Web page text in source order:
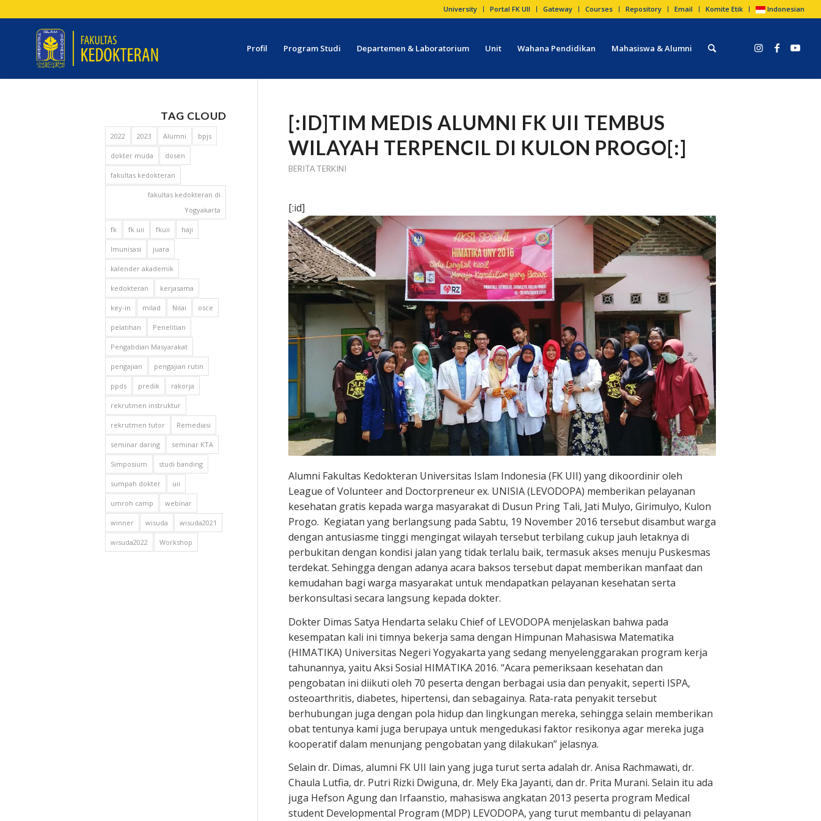
University Portal FK UII Gateway Courses Repository Email Komite Etik Indonesian
Profil Program Studi Departemen & Laboratorium Unit Wahana Pendidikan Mahasiswa & Alumni
[:ID]TIM MEDIS ALUMNI FK UII TEMBUS
WILAYAH TERPENCIL DI KULON PROGO[:]
BERITA TERKINI
[:id]
Alumni Fakultas Kedokteran Universitas Islam Indonesia (FK UII) yang dikoordinir oleh
League of Volunteer and Doctorpreneur ex. UNISIA (LEVODOPA) memberikan pelayanan
kesehatan gratis kepada warga masyarakat di Dusun Pring Tali, Jati Mulyo, Girimulyo, Kulon
Progo. Kegiatan yang berlangsung pada Sabtu, 19 November 2016 tersebut disambut warga
dengan antusiasme tinggi mengingat wilayah tersebut terbilang cukup jauh letaknya di
perbukitan dengan kondisi jalan yang tidak terlalu baik, termasuk akses menuju Puskesmas
terdekat. Sehingga dengan adanya acara baksos tersebut dapat memberikan manfaat dan
kemudahan bagi warga masyarakat untuk mendapatkan pelayanan kesehatan serta
berkonsultasi secara langsung kepada dokter.
Dokter Dimas Satya Hendarta selaku Chief of LEVODOPA menjelaskan bahwa pada
kesempatan kali ini timnya bekerja sama dengan Himpunan Mahasiswa Matematika
(HIMATIKA) Universitas Negeri Yogyakarta yang sedang menyelenggarakan program kerja
tahunannya, yaitu Aksi Sosial HIMATIKA 2016. “Acara pemeriksaan kesehatan dan
pengobatan ini diikuti oleh 70 peserta dengan berbagai usia dan penyakit, seperti ISPA,
osteoarthritis, diabetes, hipertensi, dan sebagainya. Rata-rata penyakit tersebut
berhubungan juga dengan pola hidup dan lingkungan mereka, sehingga selain memberikan
obat tentunya kami juga berupaya untuk mengedukasi faktor resikonya agar mereka juga
kooperatif dalam menunjang pengobatan yang dilakukan” jelasnya.
Selain dr. Dimas, alumni FK UII lain yang juga turut serta adalah dr. Anisa Rachmawati, dr.
Chaula Lutfia, dr. Putri Rizki Dwiguna, dr. Mely Eka Jayanti, dan dr. Prita Murani. Selain itu ada
juga Hefson Agung dan Irfaanstio, mahasiswa angkatan 2013 peserta program Medical
student Developmental Program (MDP) LEVODOPA, yang turut membantu di pelayanan
TAG CLOUD
2022 2023 Alumni bpjs
dokter muda dosen
fakultas kedokteran
fakultas kedokteran di
Yogyakarta
fk fk uii fkuii haji
Imunisasi juara
kalender akademik
kedokteran kerjasama
key-in milad Nilai osce
pelatihan Penelitian
Pengabdian Masyarakat
pengajian pengajian rutin
ppds predik rakorja
rekrutmen instruktur
rekrutmen tutor Remediasi
seminar daring seminar KTA
Simposium studi banding
sumpah dokter uii
umroh camp webinar
winner wisuda wisuda2021
wisuda2022 Workshop